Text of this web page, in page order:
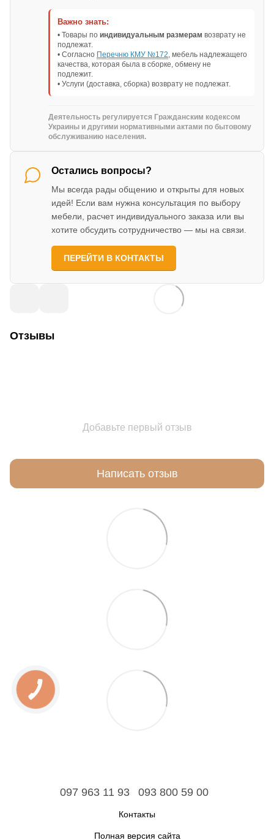
Важно знать:
• Товары по индивидуальным размерам возврату не
подлежат.
• Согласно Перечню КМУ №172, мебель надлежащего
качества, которая была в сборке, обмену не
подлежит.
• Услуги (доставка, сборка) возврату не подлежат.
Деятельность регулируется Гражданским кодексом
Украины и другими нормативными актами по бытовому
обслуживанию населения.
Остались вопросы?
Мы всегда рады общению и открыты для новых
идей! Если вам нужна консультация по выбору
мебели, расчет индивидуального заказа или вы
хотите обсудить сотрудничество — мы на связи.
ПЕРЕЙТИ В КОНТАКТЫ
Отзывы
Добавьте первый отзыв
Написать отзыв
097 963 11 93 093 800 59 00
Контакты
Полная версия сайта